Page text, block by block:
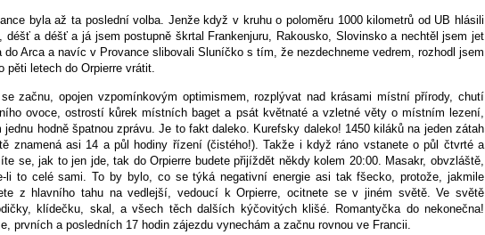
byla až ta poslední volba. Jenže když v kruhu o poloměru 1000 kilometrů od UB hlásili
déšť a déšť a já jsem postupně škrtal Frankenjuru, Rakousko, Slovinsko a nechtěl jsem jet
do Arca a navíc v Provance slibovali Sluníčko s tím, že nezdechneme vedrem, rozhodl jsem
pěti letech do Orpierre vrátit.
začnu, opojen vzpomínkovým optimismem, rozplývat nad krásami místní přírody, chutí
ovoce, ostrostí kůrek místních baget a psát květnaté a vzletné věty o místním lezení,
jednu hodně špatnou zprávu. Je to fakt daleko. Kurefsky daleko! 1450 kiláků na jeden zátah
znamená asi 14 a půl hodiny řízení (čistého!). Takže i když ráno vstanete o půl čtvrté a
se, jak to jen jde, tak do Orpierre budete přijíždět někdy kolem 20:00. Masakr, obvzláště,
li to celé sami. To by bylo, co se týká negativní energie asi tak fšecko, protože, jakmile
z hlavního tahu na vedlejší, vedoucí k Orpierre, ocitnete se v jiném světě. Ve světě
klídečku, skal, a všech těch dalších kýčovitých klišé. Romantyčka do nekonečna!
prvních a posledních 17 hodin zájezdu vynechám a začnu rovnou ve Francii.